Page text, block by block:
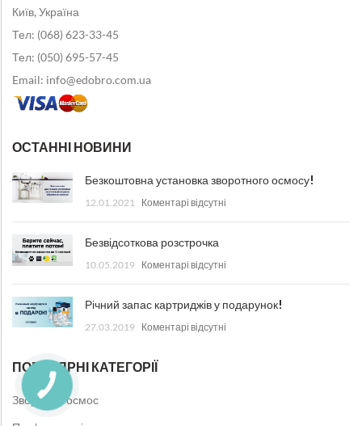
Київ, Україна
Тел: (068) 623-33-45
Тел: (050) 695-57-45
Email: info@edobro.com.ua
ОСТАННІ НОВИНИ
Безкоштовна установка зворотного осмосу!
12.01.2021 Коментарі відсутні
Безвідсоткова розстрочка
10.05.2019 Коментарі відсутні
Річний запас картриджів у подарунок!
27.03.2019 Коментарі відсутні
ПОПУЛЯРНІ КАТЕГОРІЇ
Зворотній осмос